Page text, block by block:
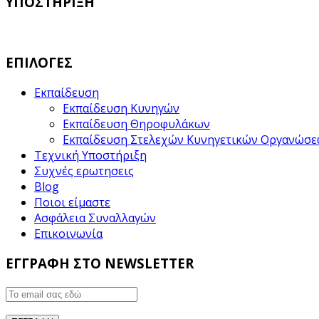
ΕΠΙΛΟΓΕΣ
Εκπαίδευση
Εκπαίδευση Κυνηγών
Εκπαίδευση Θηροφυλάκων
Εκπαίδευση Στελεχών Κυνηγετικών
Τεχνική Υποστήριξη
Συχνές ερωτησεις
Blog
Ποιοι είμαστε
Ασφάλεια Συναλλαγών
Επικοινωνία
ΕΓΓΡΑΦΗ ΣΤΟ NEWSLETTER